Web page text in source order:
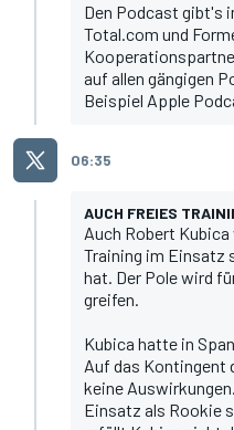
Den Podcast gibt's
Total.com und
auf allen gängigen
Beispiel Apple
06:35
AUCH FREIES
Auch Robert
Training im Einsatz
hat. Der Pole wird
greifen.
Kubica hatte in
Auf das Kontingent
keine
Einsatz als Rookie